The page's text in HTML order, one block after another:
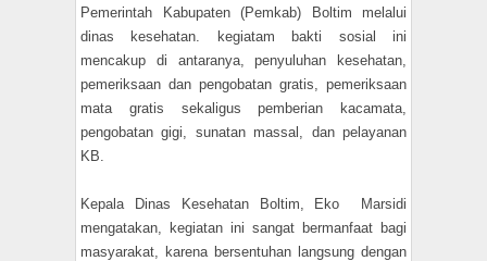
Pemerintah Kabupaten (Pemkab) Boltim melalui
dinas kesehatan. kegiatam bakti sosial ini
mencakup di antaranya, penyuluhan kesehatan,
pemeriksaan dan pengobatan gratis, pemeriksaan
mata gratis sekaligus pemberian kacamata,
pengobatan gigi, sunatan massal, dan pelayanan
KB.
Kepala Dinas Kesehatan Boltim, Eko Marsidi
mengatakan, kegiatan ini sangat bermanfaat bagi
masyarakat, karena bersentuhan langsung dengan